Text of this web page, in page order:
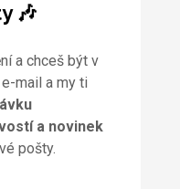
🎶
a chceš být v
mail a my ti
a novinek
pošty.